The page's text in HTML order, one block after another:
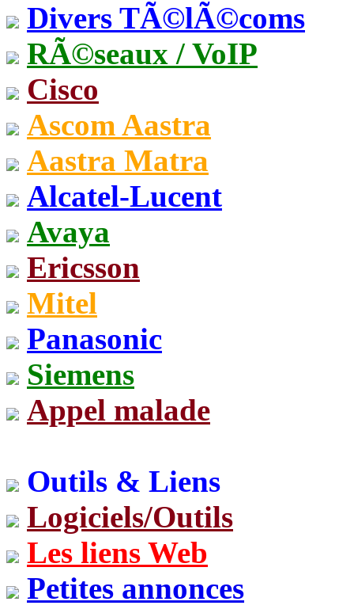
Divers TÃ©lÃ©coms
RÃ©seaux / VoIP
Cisco
Ascom Aastra
Aastra Matra
Alcatel-Lucent
Avaya
Ericsson
Mitel
Panasonic
Siemens
Appel malade
Outils & Liens
Logiciels/Outils
Les liens Web
Petites annonces